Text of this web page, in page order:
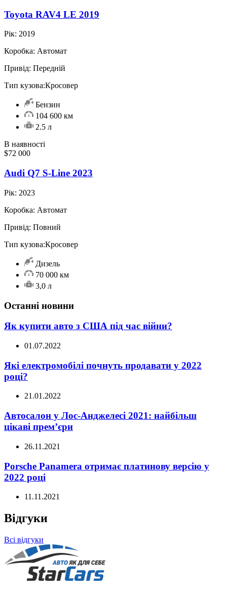
Toyota RAV4 LE 2019
Рік: 2019
Коробка: Автомат
Привід: Передній
Тип кузова:Кросовер
Бензин
104 600 км
2.5 л
В наявності
$72 000
Audi Q7 S-Line 2023
Рік: 2023
Коробка: Автомат
Привід: Повний
Тип кузова:Кросовер
Дизель
70 000 км
3,0 л
Останні новини
Як купити авто з США під час війни?
01.07.2022
Які електромобілі почнуть продавати у 2022
році?
21.01.2022
Автосалон у Лос-Анджелесі 2021: найбільш
цікаві прем’єри
26.11.2021
Porsche Panamera отримає платинову версію у
2022 році
11.11.2021
Відгуки
Всі відгуки